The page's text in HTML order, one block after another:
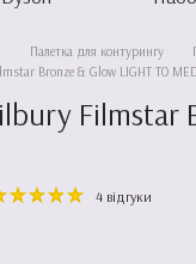
Палетка для контурингу
Bronze & Glow LIGHT TO
Filmstar
4 відгуки